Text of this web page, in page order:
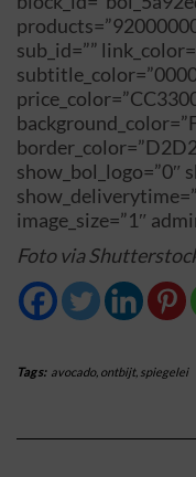
sub_id=””
show_bol_logo=”0″
image_size=”1″
Foto via
Tags: avocado, ontbijt, spiegelei